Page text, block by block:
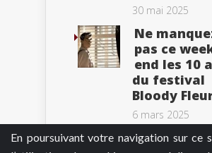
En poursuivant votre navigation sur ce
30 mai 2025
Ne
pas ce
end les 10
du festival
Bloody
6 mars 2025